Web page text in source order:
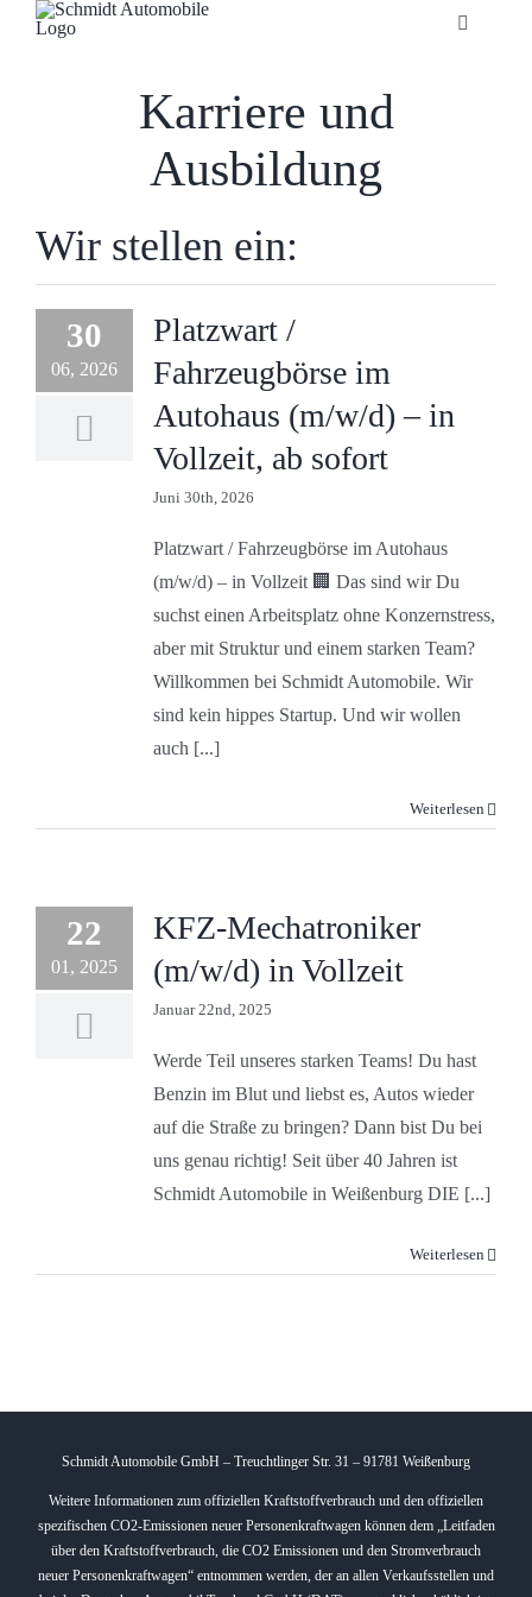
Toggle
Unternehmen
Karriere und
Ausbildung
Wir stellen ein:
30
06, 2026
Platzwart /
Fahrzeugbörse im
Autohaus (m/w/d) – in
Vollzeit, ab sofort
Juni 30th, 2026
Platzwart / Fahrzeugbörse im Autohaus
(m/w/d) – in Vollzeit 🏢 Das sind wir Du
suchst einen Arbeitsplatz ohne Konzernstress,
aber mit Struktur und einem starken Team?
Willkommen bei Schmidt Automobile. Wir
sind kein hippes Startup. Und wir wollen
auch [...]
Weiterlesen
22
01, 2025
KFZ-Mechatroniker
(m/w/d) in Vollzeit
Januar 22nd, 2025
Werde Teil unseres starken Teams! Du hast
Benzin im Blut und liebst es, Autos wieder
auf die Straße zu bringen? Dann bist Du bei
uns genau richtig! Seit über 40 Jahren ist
Schmidt Automobile in Weißenburg DIE [...]
Weiterlesen
Schmidt Automobile GmbH – Treuchtlinger Str. 31 – 91781 Weißenburg
Weitere Informationen zum offiziellen Kraftstoffverbrauch und den offiziellen
spezifischen CO2-Emissionen neuer Personenkraftwagen können dem „Leitfaden
über den Kraftstoffverbrauch, die CO2 Emissionen und den Stromverbrauch
neuer Personenkraftwagen“ entnommen werden, der an allen Verkaufsstellen und